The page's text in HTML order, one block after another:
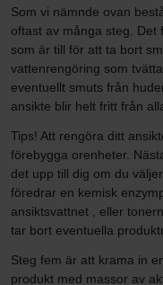
Som vi nämnde ovan
oftast av många steg. Det
som är till för att ta bort
vattenrengöring som
eventuellt smuts från
ansikte blir helt fritt från
Tips! Att rengöra ditt
förebygga orenheter.
det upp till dig om du
föredrar en kemisk
ansiktsvattnet , eller
tar bort eventuella
Steg fem är att krama in
produkt med massor av